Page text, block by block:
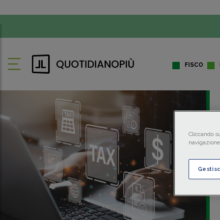
FISCO
Cliccando